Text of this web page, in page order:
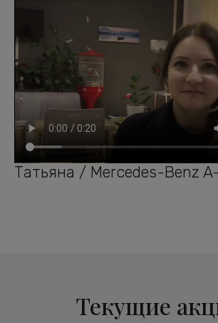
Татьяна / Mercedes-Benz
Текущие